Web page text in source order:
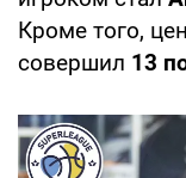
Кроме того,
совершил 13